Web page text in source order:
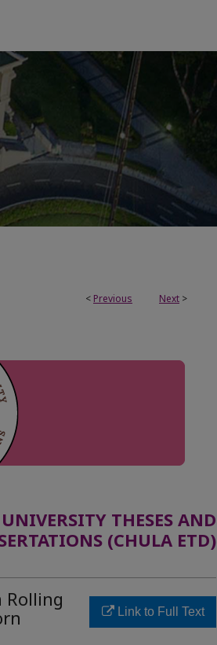
< Previous Next >
THESES AND
(CHULA ETD)
Rolling Link to Full Text